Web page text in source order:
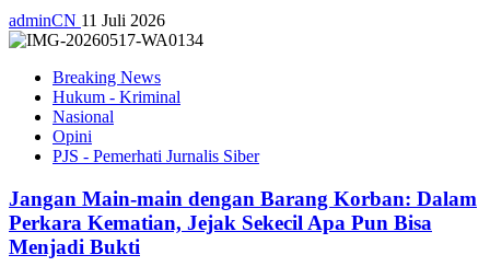
adminCN 11 Juli 2026
Breaking News
Hukum - Kriminal
Nasional
Opini
PJS - Pemerhati Jurnalis Siber
Jangan Main-main dengan Barang Korban: Dalam
Perkara Kematian, Jejak Sekecil Apa Pun Bisa
Menjadi Bukti